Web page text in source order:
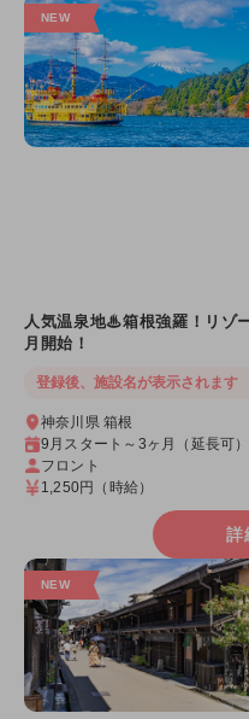
人気温泉地♨箱根強羅！リゾ
月開始！
登録後、施設名が表示されます
神奈川県 箱根
9月スタート～3ヶ月（延長可）
フロント
1,250円
（時給）
詳